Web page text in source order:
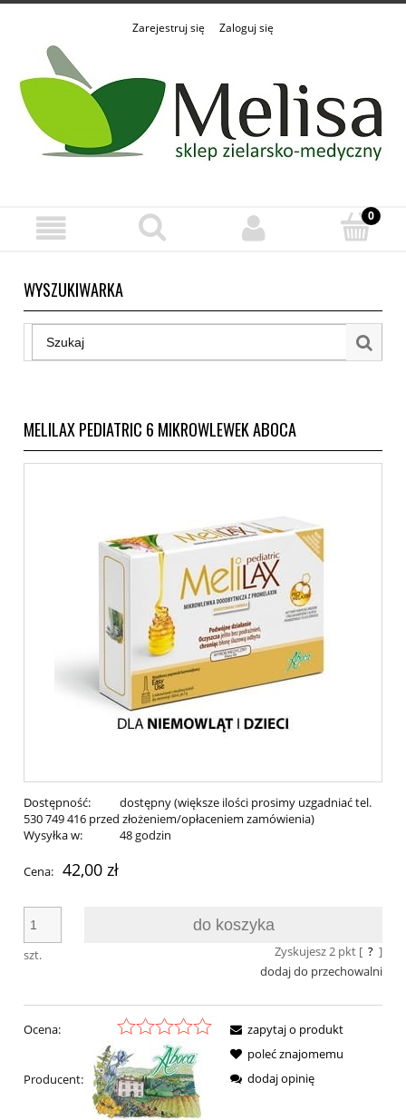
Zarejestruj się Zaloguj się
WYSZUKIWARKA
MELILAX PEDIATRIC 6 MIKROWLEWEK ABOCA
Dostępność:
dostępny (większe ilości prosimy uzgadniać tel.
530 749 416 przed złożeniem/opłaceniem zamówienia)
Wysyłka w:
48 godzin
Cena: 42,00 zł
szt.
do koszyka
Zyskujesz2pkt [ ? ]
dodaj do przechowalni
Ocena:
Producent:
zapytaj o produkt
poleć znajomemu
dodaj opinię